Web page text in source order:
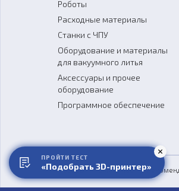
Роботы
Расходные материалы
Станки с ЧПУ
Оборудование и материалы
для вакуумного литья
Аксессуары и прочее
оборудование
Программное обеспечение
Обзоры СМИ о нас
ПРОЙТИ ТЕСТ
«Подобрать 3D-принтер»